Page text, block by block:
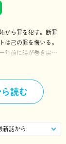
から罪を犯す。断罪
は己の罪を悔いる。
年前に時が巻き戻っ
を犯さず、誰の邪魔
大人気（元）悪役令
」は(株)ヒナプロ
読む